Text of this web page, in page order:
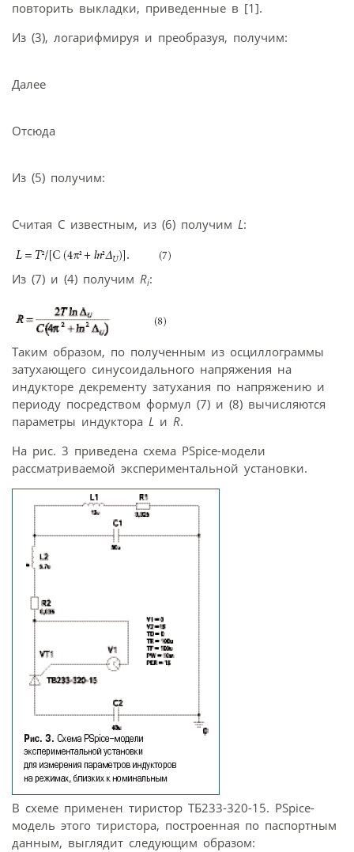
повторить выкладки, приведенные в [1].
Из (3), логарифмируя и преобразуя, получим:
Далее
Отсюда
Из (5) получим:
Считая С известным, из (6) получим L:
Из (7) и (4) получим Ri:
Таким образом, по полученным из осциллограммы
затухающего синусоидального напряжения на
индукторе декременту затухания по напряжению и
периоду посредством формул (7) и (8) вычисляются
параметры индуктора L и R.
На рис. 3 приведена схема PSpice-модели
рассматриваемой экспериментальной установки.
В схеме применен тиристор ТБ233-320-15. PSpice-
модель этого тиристора, построенная по паспортным
данным, выглядит следующим образом: